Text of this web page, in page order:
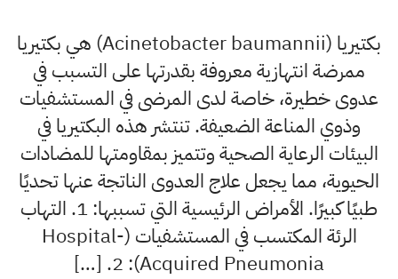
بكتيريا (Acinetobacter baumannii) هي بكتيريا
ممرضة انتهازية معروفة بقدرتها على التسبب في
عدوى خطيرة، خاصة لدى المرضى في المستشفيات
وذوي المناعة الضعيفة. تنتشر هذه البكتيريا في
البيئات الرعاية الصحية وتتميز بمقاومتها للمضادات
الحيوية، مما يجعل علاج العدوى الناتجة عنها تحديًا
طبيًا كبيرًا. الأمراض الرئيسية التي تسببها: 1. التهاب
الرئة المكتسب في المستشفيات (Hospital-
Acquired Pneumonia): 2. […]